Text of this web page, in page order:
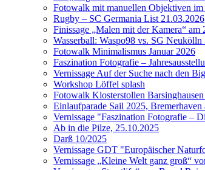
Fotowalk mit manuellen Objektiven
Rugby – SC Germania List 21.03.2026
Finissage „Malen mit der Kamera“ am
Wasserball: Waspo98 vs. SG Neukölln
Fotowalk Minimalismus Januar 2026
Faszination Fotografie –
Vernissage Auf der Suche nach den
Workshop Löffel splash
Fotowalk Klosterstollen
Einlaufparade Sail 2025, Bremerhaven
Vernissage "Faszination Fotografie –
Ab in die Pilze, 25.10.2025
Darß 10/2025
Vernissage GDT "Europäischer
Vernissage „Kleine Welt ganz groß“